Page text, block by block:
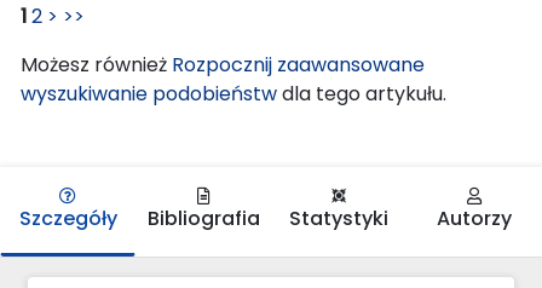
12 > >>
Możesz również Rozpocznij zaawansowane
wyszukiwanie podobieństwdla tego artykułu.
Szczegóły Bibliografia Statystyki Autorzy